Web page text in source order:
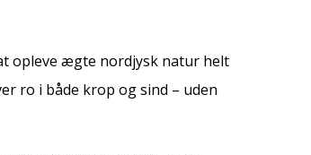
opleve ægte nordjysk natur helt
ro i både krop og sind – uden